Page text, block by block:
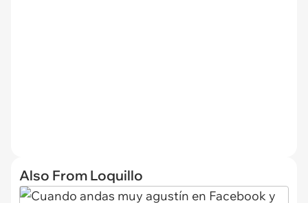
Also From Loquillo